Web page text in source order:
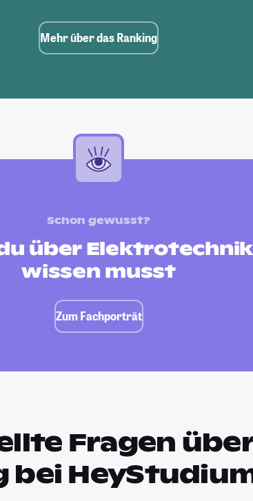
Mehr über das Ranking
Schon gewusst?
über Elektrotechnik
wissen musst
Zum Fachporträt
Fragen
bei